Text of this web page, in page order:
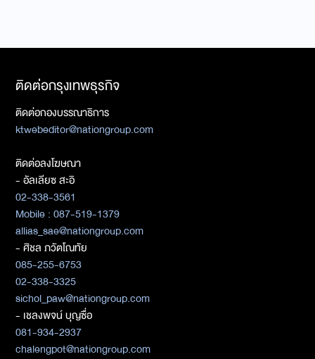
ติดต่อกรุงเทพธุรกิจ
ติดต่อกองบรรณาธิการ
ktwebeditor@nationgroup.com
ติดต่อลงโฆษณา
- อัลเลียซ สะอิ
02-338-3561
Mobile : 087-519-1379
allias_sae@nationgroup.com
- ศิชล ภวัตโณทัย
085-255-6753
02-338-3325
sichol_paw@nationgroup.com
- เชลงพจน์ บุญซื่อ
081-934-2937
chalengpot@nationgroup.com